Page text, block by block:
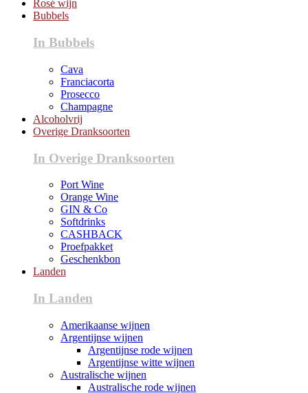
Rosé wijn
Bubbels
In Bubbels
Cava
Franciacorta
Prosecco
Champagne
Alcoholvrij
Overige Dranksoorten
In Overige Dranksoorten
Port Wine
Orange Wine
GIN & Co
Softdrinks
CASHBACK
Proefpakket
Geschenkbon
Landen
In Landen
Amerikaanse wijnen
Argentijnse wijnen
Argentijnse rode wijnen
Argentijnse witte wijnen
Australische wijnen
Australische rode wijnen